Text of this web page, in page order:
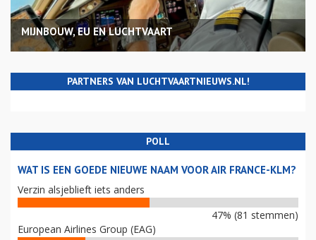
MIJNBOUW, EU EN LUCHTVAART
PARTNERS VAN LUCHTVAARTNIEUWS.NL!
POLL
WAT IS EEN GOEDE NIEUWE NAAM VOOR AIR FRANCE-KLM?
Verzin alsjeblieft iets anders
47% (81 stemmen)
European Airlines Group (EAG)